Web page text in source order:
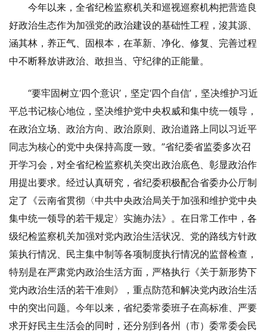
今年以来，全省纪检监察机关和巡视巡察机构把营造良
好政治生态作为加强党的政治建设的基础性工程，浚其源、
涵其林，养正气、固根本，在革新、净化、修复、完善过程
中不断释放讲政治、敢担当、守纪律的正能量。
“要牢固树立‘四个意识’，坚定‘四个自信’，坚决维护习近
平总书记核心地位，坚决维护党中央权威和集中统一领导，
在政治立场、政治方向、政治原则、政治道路上同以习近平
同志为核心的党中央保持高度一致。”省纪委省监委多次召
开学习会，对全省纪检监察机关突出政治底色、彰显政治作
用提出要求。经过认真研究，省纪委积极配合省委办公厅制
定了《云南省贯彻〈中共中央政治局关于加强和维护党中央
集中统一领导的若干规定〉实施办法》。在日常工作中，各
级纪检监察机关加强对党内政治生活状况、党的路线方针政
策执行情况、民主集中制等各项制度执行情况的监督检查，
特别是在严肃党内政治生活方面，严格执行《关于新形势下
党内政治生活的若干准则》，重点防范和解决党内政治生活
中的突出问题。今年以来，省纪委常委班子在高标准、严要
求开好民主生活会的同时，还分别到各州（市）委常委会民